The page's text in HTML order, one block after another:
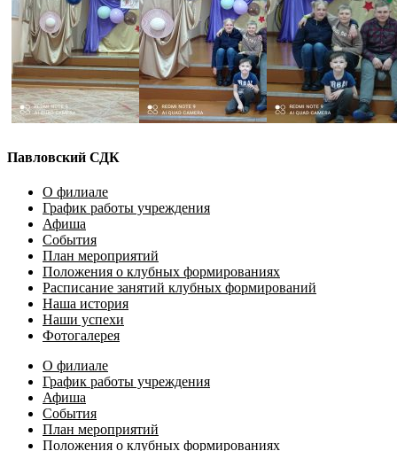
Павловский СДК
О филиале
График работы учреждения
Афиша
События
План мероприятий
Положения о клубных формированиях
Расписание занятий клубных формирований
Наша история
Наши успехи
Фотогалерея
О филиале
График работы учреждения
Афиша
События
План мероприятий
Положения о клубных формированиях